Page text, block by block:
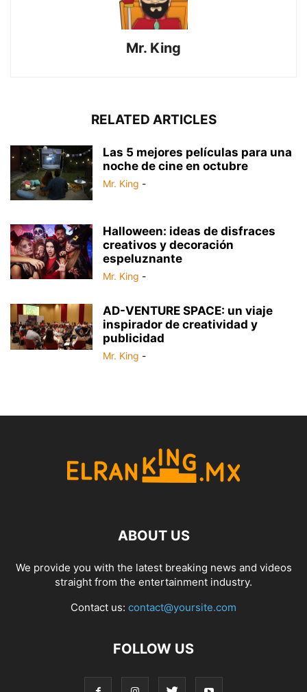
Mr. King
RELATED ARTICLES
Las 5 mejores películas para una
noche de cine en octubre
Mr. King -
Halloween: ideas de disfraces
creativos y decoración
espeluznante
Mr. King -
AD-VENTURE SPACE: un viaje
inspirador de creatividad y
publicidad
Mr. King -
ABOUT US
We provide you with the latest breaking news and videos
straight from the entertainment industry.
Contact us: contact@yoursite.com
FOLLOW US